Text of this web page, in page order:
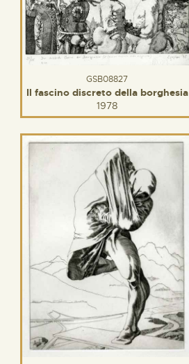
GSB08827
Il fascino discreto della borghesia
1978